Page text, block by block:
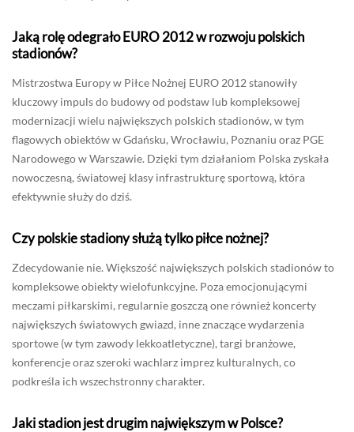
Jaką rolę odegrało EURO 2012 w rozwoju polskich
stadionów?
Mistrzostwa Europy w Piłce Nożnej EURO 2012 stanowiły
kluczowy impuls do budowy od podstaw lub kompleksowej
modernizacji wielu największych polskich stadionów, w tym
flagowych obiektów w Gdańsku, Wrocławiu, Poznaniu oraz PGE
Narodowego w Warszawie. Dzięki tym działaniom Polska zyskała
nowoczesną, światowej klasy infrastrukturę sportową, która
efektywnie służy do dziś.
Czy polskie stadiony służą tylko piłce nożnej?
Zdecydowanie nie. Większość największych polskich stadionów to
kompleksowe obiekty wielofunkcyjne. Poza emocjonującymi
meczami piłkarskimi, regularnie goszczą one również koncerty
największych światowych gwiazd, inne znaczące wydarzenia
sportowe (w tym zawody lekkoatletyczne), targi branżowe,
konferencje oraz szeroki wachlarz imprez kulturalnych, co
podkreśla ich wszechstronny charakter.
Jaki stadion jest drugim największym w Polsce?